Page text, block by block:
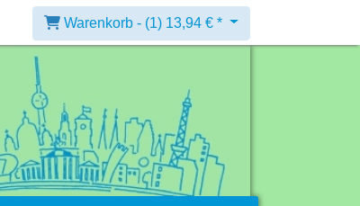
Warenkorb - (1) 13,94 € *